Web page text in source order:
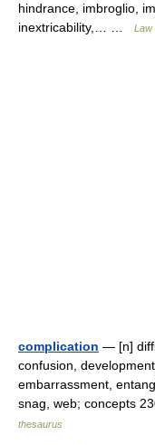
hindrance, imbroglio,
inextricability,… …
Law
complication — [n]
confusion,
embarrassment,
snag, web; concepts
thesaurus